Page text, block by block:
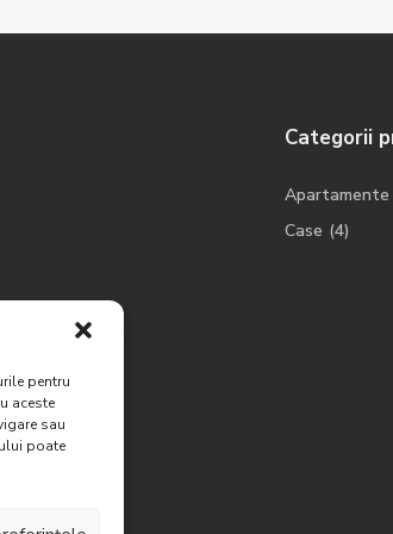
pentru
aceste
sau
poate
Categorii
Apartamente
Case (4)